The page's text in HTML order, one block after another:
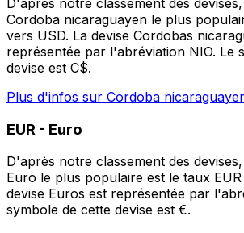
D'après notre classement des
Cordoba nicaraguayen le plus
vers USD. La devise Cordobas
représentée par l'abréviation NIO. Le
devise est C$.
Plus d'infos sur Cordoba
EUR - Euro
D'après notre classement des
Euro le plus populaire est le taux
devise Euros est représentée par
symbole de cette devise est €.